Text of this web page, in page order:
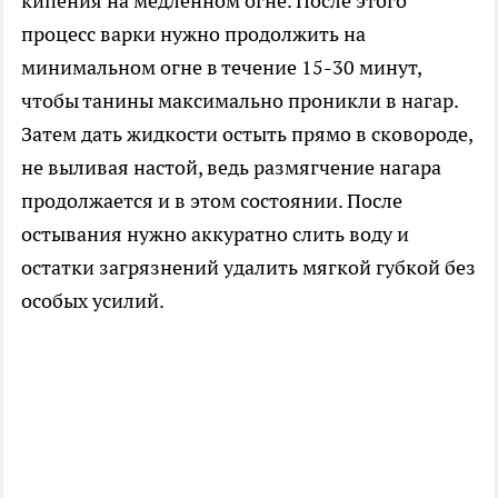
процесс варки нужно продолжить на
минимальном огне в течение 15-30 минут,
чтобы танины максимально проникли в нагар.
Затем дать жидкости остыть прямо в сковороде,
не выливая настой, ведь размягчение нагара
продолжается и в этом состоянии. После
остывания нужно аккуратно слить воду и
остатки загрязнений удалить мягкой губкой без
особых усилий.